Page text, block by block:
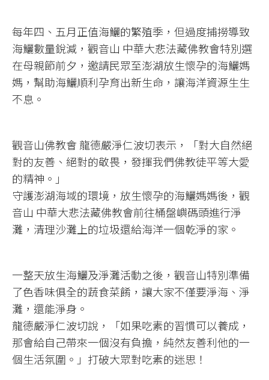
每年四、五月正值海鱺的繁殖季，但過度捕撈導致
海鱺數量銳減，觀音山 中華大悲法藏佛教會特別選
在母親節前夕，邀請民眾至澎湖放生懷孕的海鱺媽
媽，幫助海鱺順利孕育出新生命，讓海洋資源生生
不息。
觀音山佛教會 龍德嚴淨仁波切表示，「對大自然絕
對的友善、絕對的敬畏，發揮我們佛教徒平等大愛
的精神。」
守護澎湖海域的環境，放生懷孕的海鱺媽媽後，觀
音山 中華大悲法藏佛教會前往桶盤嶼碼頭進行淨
灘，清理沙灘上的垃圾還給海洋一個乾淨的家。
一整天放生海鱺及淨灘活動之後，觀音山特別準備
了色香味俱全的蔬食菜餚，讓大家不僅要淨海、淨
灘，還能淨身。
龍德嚴淨仁波切說，「如果吃素的習慣可以養成，
那會給自己帶來一個沒有負擔，純然友善利他的一
個生活氛圍。」打破大眾對吃素的迷思！